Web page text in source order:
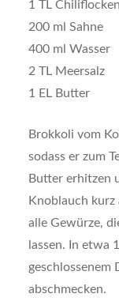
1 TL Chiliflocken
200 ml Sahne
400 ml Wasser
2 TL Meersalz
1 EL Butter
Brokkoli vom
sodass er zum
Butter erhitzen
Knoblauch kurz
alle Gewürze,
lassen. In etwa
geschlossenem
abschmecken.